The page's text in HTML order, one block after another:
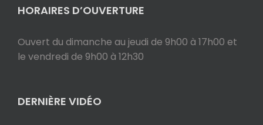
HORAIRES D’OUVERTURE
Ouvert du dimanche au jeudi de 9h00 à 17h00 et
le vendredi de 9h00 à 12h30
DERNIÈRE VIDÉO